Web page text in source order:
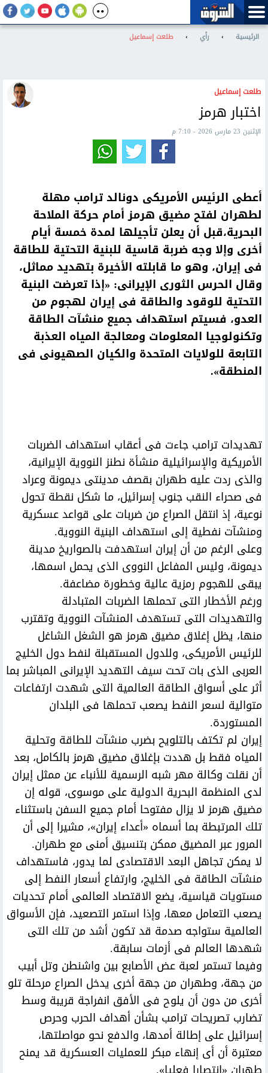
الرئيسية › رأي › طلعت إسماعيل
طلعت إسماعيل
اختبار هرمز
الإثنين 23 مارس 2026 - 7:10 م
أعطى الرئيس الأمريكى دونالد ترامب مهلة
لطهران لفتح مضيق هرمز أمام حركة الملاحة
البحرية،قبل أن يعلن تأجيلها لمدة خمسة أيام
أخرى وإلا وجه ضربة قاسية للبنية التحتية للطاقة
فى إيران، وهو ما قابلته الأخيرة بتهديد مماثل،
وقال الحرس الثورى الإيرانى: «إذا تعرضت البنية
التحتية للوقود والطاقة فى إيران لهجوم من
العدو، فسيتم استهداف جميع منشآت الطاقة
وتكنولوجيا المعلومات ومعالجة المياه العذبة
التابعة للولايات المتحدة والكيان الصهيونى فى
المنطقة».
تهديدات ترامب جاءت فى أعقاب استهداف الضربات
الأمريكية والإسرائيلية منشأة نطنز النووية الإيرانية،
والذى ردت عليه طهران بقصف مدينتى ديمونة وعراد
فى صحراء النقب جنوب إسرائيل، ما شكل نقطة تحول
نوعية، إذ انتقل الصراع من ضربات على قواعد عسكرية
ومنشآت نفطية إلى استهداف البنية النووية.
وعلى الرغم من أن إيران استهدفت بالصواريخ مدينة
ديمونة، وليس المفاعل النووى الذى يحمل اسمها،
يبقى للهجوم رمزية عالية وخطورة مضاعفة.
ورغم الأخطار التى تحملها الضربات المتبادلة
والتهديدات التى تستهدف المنشآت النووية وتقترب
منها، يظل إغلاق مضيق هرمز هو الشغل الشاغل
للرئيس الأمريكى، وللدول المستقبلة لنفط دول الخليج
العربى الذى بات تحت سيف التهديد الإيرانى المباشر بما
أثر على أسواق الطاقة العالمية التى شهدت ارتفاعات
متوالية لسعر النفط يصعب تحملها فى البلدان
المستوردة.
إيران لم تكتف بالتلويح بضرب منشآت للطاقة وتحلية
المياه فقط بل هددت بإغلاق مضيق هرمز بالكامل، بعد
أن نقلت وكالة مهر شبه الرسمية للأنباء عن ممثل إيران
لدى المنظمة البحرية الدولية على موسوی، قوله إن
مضيق هرمز لا يزال مفتوحا أمام جميع السفن باستثناء
تلك المرتبطة بما أسماه «أعداء إيران»، مشيرا إلى أن
المرور عبر المضيق ممكن بتنسيق أمنى مع طهران.
لا يمكن تجاهل البعد الاقتصادى لما يدور، فاستهداف
منشآت الطاقة فى الخليج، وارتفاع أسعار النفط إلى
مستويات قياسية، يضع الاقتصاد العالمى أمام تحديات
يصعب التعامل معها، وإذا استمر التصعيد، فإن الأسواق
العالمية ستواجه صدمة قد تكون أشد من تلك التى
شهدها العالم فى أزمات سابقة.
وفيما تستمر لعبة عض الأصابع بين واشنطن وتل أبيب
من جهة، وطهران من جهة أخرى يدخل الصراع مرحلة تلو
أخرى من دون أن يلوح فى الأفق انفراجة قريبة وسط
تضارب تصريحات ترامب بشأن أهداف الحرب وحرص
إسرائيل على إطالة أمدها، والدفع نحو مواصلتها،
معتبرة أن أى إنهاء مبكر للعمليات العسكرية قد يمنح